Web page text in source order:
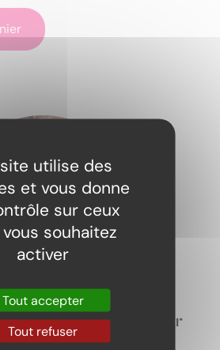
feuilletées 100gr
2,99€
utilise des
et vous donne
sur ceux
souhaitez
activer
Tout accepter
Tout refuser